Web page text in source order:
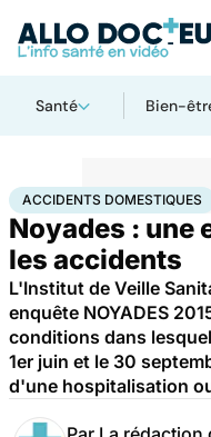
Santé Bien-
AccueilSanté Accidents
ACCIDENTS DOMESTIQUES
Noyades : une
les accidents
L'Institut de Veille
enquête NOYADES
conditions dans
1er juin et le 30
d'une hospitalisation